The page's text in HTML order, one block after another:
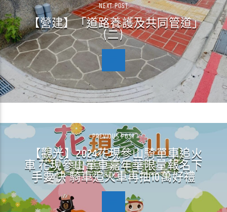
NEXT POST
【營建】「道路養護及共同管道」
(二)
PREVIOUS POST
【觀光】2024花現參山騎單車追火
車 花現參山單車嘉年華限量報名下
手要快 騎車追火車再抽10萬好禮